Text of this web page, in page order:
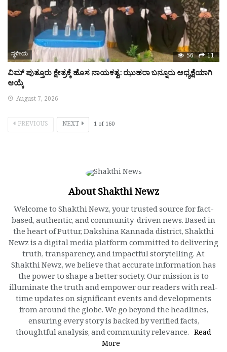
ಸ್ಥಳೀಯ 56 11
ವಿಮ್ ಪುತ್ತೂರು ಕ್ಷೇತ್ರಕ್ಕೆ ಹೊಸ ನಾಯಕತ್ವ: ಝುಹರಾ ಬನ್ನೂರು ಅಧ್ಯಕ್ಷೆಯಾಗಿ
ಆಯ್ಕೆ
August 7, 2026
PREVIOUS NEXT 1 of160
About Shakthi Newz
Welcome to Shakthi Newz, your trusted source for fact-
based, authentic, and community-driven news. Based in
the heart of Puttur, Dakshina Kannada district, Shakthi
Newz is a digital media platform committed to delivering
truth, transparency, and impactful storytelling. At
Shakthi Newz, we believe that accurate information has
the power to shape a better society. Our mission is to
illuminate the truth and empower our readers with real-
time updates on significant events and developments
from around the globe. We go beyond the headlines,
ensuring every story is backed by verified facts,
thoughtful analysis, and community relevance. Read
More